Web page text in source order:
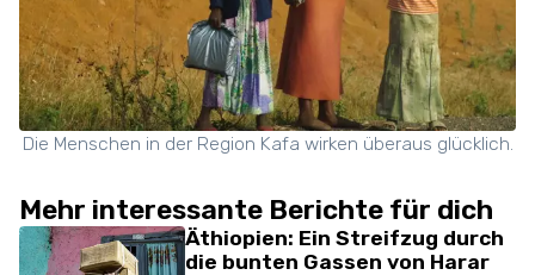
Die Menschen in der Region Kafa wirken überaus glücklich.
Mehr interessante Berichte für dich
Äthiopien: Ein Streifzug durch
die bunten Gassen von Harar